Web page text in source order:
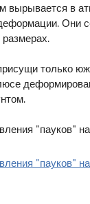
вырывается в
Они
только